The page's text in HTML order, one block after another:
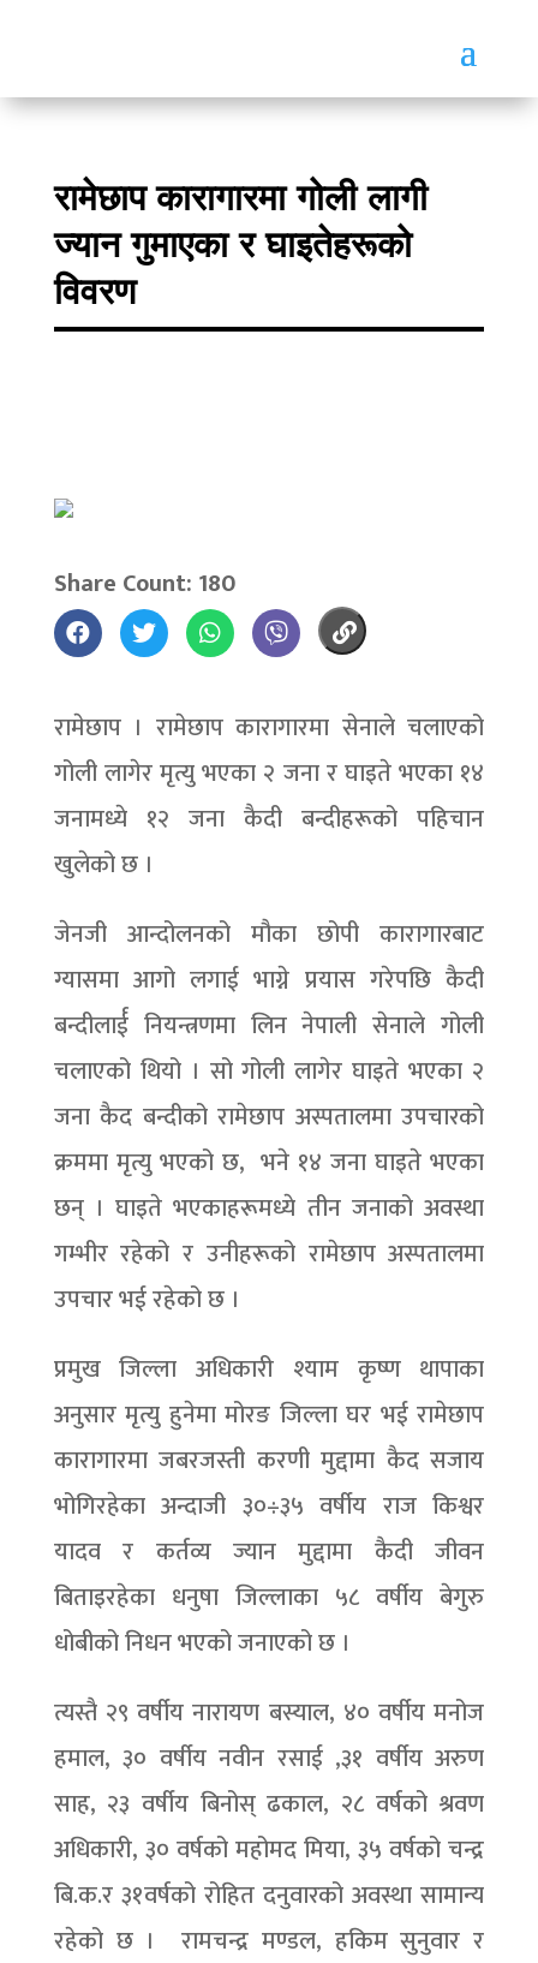
रामेछाप कारागारमा गोली लागी
ज्यान गुमाएका र घाइतेहरूको
विवरण
Share Count: 180
रामेछाप । रामेछाप कारागारमा सेनाले चलाएको
गोली लागेर मृत्यु भएका २ जना र घाइते भएका १४
जनामध्ये १२ जना कैदी बन्दीहरूको पहिचान
खुलेको छ ।
जेनजी आन्दोलनको मौका छोपी कारागारबाट
ग्यासमा आगो लगाई भाग्ने प्रयास गरेपछि कैदी
बन्दीलार्ई नियन्त्रणमा लिन नेपाली सेनाले गोली
चलाएको थियो । सो गोली लागेर घाइते भएका २
जना कैद बन्दीको रामेछाप अस्पतालमा उपचारको
क्रममा मृत्यु भएको छ, भने १४ जना घाइते भएका
छन् । घाइते भएकाहरूमध्ये तीन जनाको अवस्था
गम्भीर रहेको र उनीहरूको रामेछाप अस्पतालमा
उपचार भई रहेको छ ।
प्रमुख जिल्ला अधिकारी श्याम कृष्ण थापाका
अनुसार मृत्यु हुनेमा मोरङ जिल्ला घर भई रामेछाप
कारागारमा जबरजस्ती करणी मुद्दामा कैद सजाय
भोगिरहेका अन्दाजी ३०÷३५ वर्षीय राज किश्वर
यादव र कर्तव्य ज्यान मुद्दामा कैदी जीवन
बिताइरहेका धनुषा जिल्लाका ५८ वर्षीय बेगुरु
धोबीको निधन भएको जनाएको छ ।
त्यस्तै २९ वर्षीय नारायण बस्याल, ४० वर्षीय मनोज
हमाल, ३० वर्षीय नवीन रसाई ,३१ वर्षीय अरुण
साह, २३ वर्षीय बिनोस् ढकाल, २८ वर्षको श्रवण
अधिकारी, ३० वर्षको महोमद मिया, ३५ वर्षको चन्द्र
बि.क.र ३१वर्षको रोहित दनुवारको अवस्था सामान्य
रहेको छ । रामचन्द्र मण्डल, हकिम सुनुवार र